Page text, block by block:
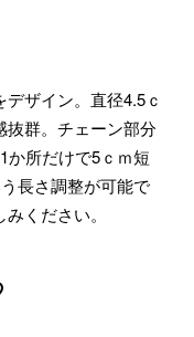
ザイン。直径4.5ｃ
抜群。チェーン部分
か所だけで5ｃｍ短
長さ調整が可能で
ください。